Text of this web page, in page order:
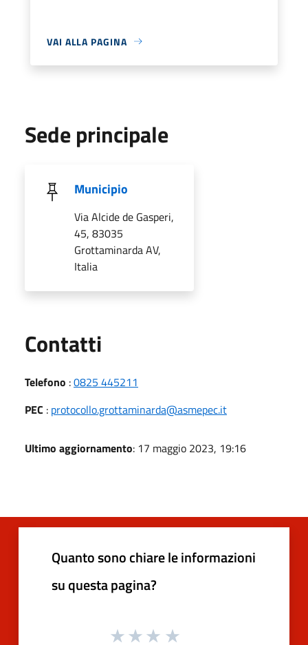
VAI ALLA PAGINA
Sede principale
Municipio
Via Alcide de Gasperi,
45, 83035
Grottaminarda AV,
Italia
Contatti
Telefono :0825 445211
PEC : protocollo.grottaminarda@asmepec.it
Ultimo aggiornamento: 17 maggio 2023, 19:16
Quanto sono chiare le informazioni
su questa pagina?